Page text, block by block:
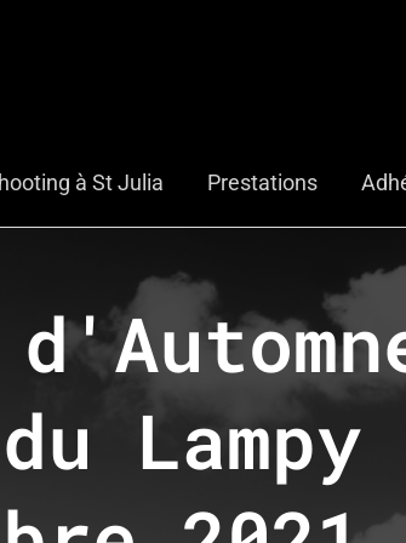
à St Julia Prestations
Lampy